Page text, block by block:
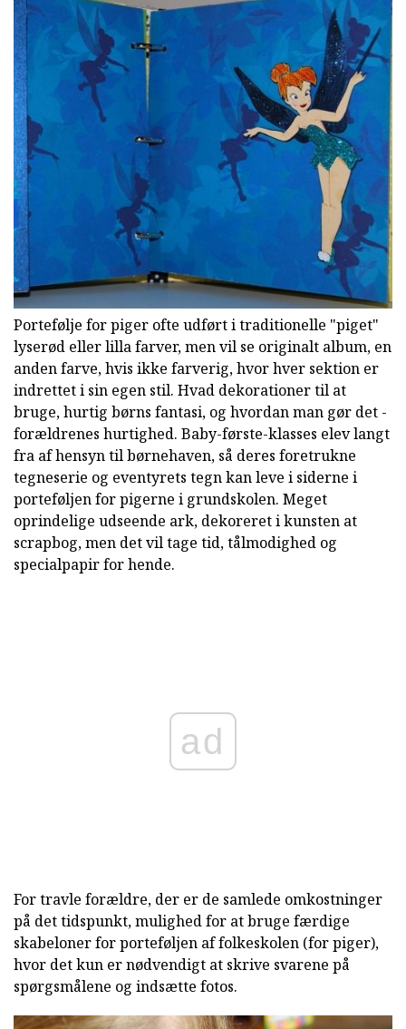
Portefølje for piger ofte udført i traditionelle "piget"
lyserød eller lilla farver, men vil se originalt album, en
anden farve, hvis ikke farverig, hvor hver sektion er
indrettet i sin egen stil. Hvad dekorationer til at
bruge, hurtig børns fantasi, og hvordan man gør det -
forældrenes hurtighed. Baby-første-klasses elev langt
fra af hensyn til børnehaven, så deres foretrukne
tegneserie og eventyrets tegn kan leve i siderne i
porteføljen for pigerne i grundskolen. Meget
oprindelige udseende ark, dekoreret i kunsten at
scrapbog, men det vil tage tid, tålmodighed og
specialpapir for hende.
ad
For travle forældre, der er de samlede omkostninger
på det tidspunkt, mulighed for at bruge færdige
skabeloner for porteføljen af folkeskolen (for piger),
hvor det kun er nødvendigt at skrive svarene på
spørgsmålene og indsætte fotos.